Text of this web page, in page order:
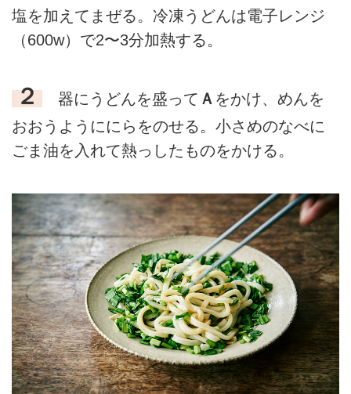
塩を加えてまぜる。冷凍うどんは電子レンジ
（600w）で2〜3分加熱する。
２ 器にうどんを盛って Ａ をかけ、めんを
おおうようににらをのせる。小さめのなべに
ごま油を入れて熱っしたものをかける。